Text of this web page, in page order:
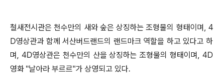
철새전시관은 천수만의 새와 숲은 상징하는 조형물의 형태이며, 4
D영상관과 함께 서산버드랜드의 랜드마크 역할을 하고 있다고 하
며, 4D영상관은 천수만의 산을 상징하는 조형물의 형태이며, 4D
영화 "날아라 부르르"가 상영되고 있다.